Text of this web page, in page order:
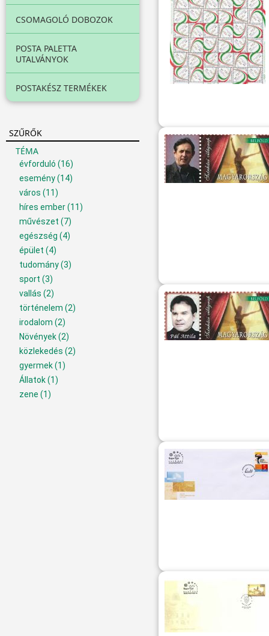
CSOMAGOLÓ DOBOZOK
POSTA PALETTA
UTALVÁNYOK
POSTAKÉSZ TERMÉKEK
SZŰRŐK
TÉMA
évforduló (16)
esemény(14)
város (11)
híres ember(11)
művészet (7)
egészség (4)
épület (4)
tudomány(3)
sport (3)
vallás (2)
történelem (2)
irodalom (2)
Növények(2)
közlekedés (2)
gyermek(1)
Állatok(1)
zene (1)